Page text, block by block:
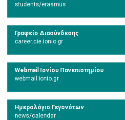
students/erasmus
Γραφείο Διασύνδεσης
career.cie.ionio.gr
Webmail Ιονίου Πανεπιστημίου
webmail.ionio.gr
Ημερολόγιο Γεγονότων
news/calendar